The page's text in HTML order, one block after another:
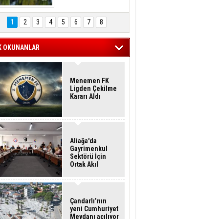
Hasan Eser'in
Objektifinden
1 2 3 4 5 6 7 8
OKUNANLAR
Menemen FK
Ligden Çekilme
Kararı Aldı
Aliağa'da
Gayrimenkul
Sektörü İçin
Ortak Akıl
Çandarlı’nın
yeni Cumhuriyet
Meydanı açılıyor